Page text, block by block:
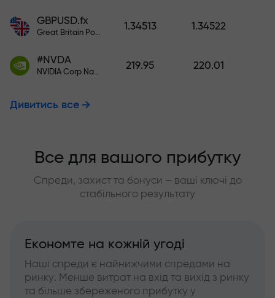
GBPUSD.fx
Great Britain Pound vs US Dollar
1.34513 1.34522
#NVDA
NVIDIA Corp Nasdaq Stock Exchange (Nasdaq) USD
219.95 220.01
Дивитись все
Все для вашого прибутку
Спреди, захист та бонуси – ваші ключі до
стабільного результату
Економте на кожній угоді
Наші спреди є найнижчими спредами на
ринку. Менше витрат на вхід та вихід з ринку
та більше збереженого прибутку у